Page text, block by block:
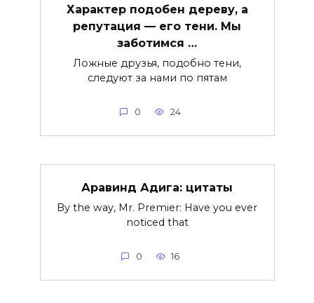
Характер подобен дереву, а
репутация — его тени. Мы
заботимся …
Ложные друзья, подобно тени,
следуют за нами по пятам
0 24
Аравинд Адига: цитаты
By the way, Mr. Premier: Have you ever
noticed that
0 16